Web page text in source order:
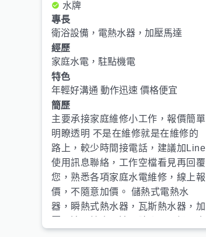
水牌
專長
衛浴設備，電熱水器，加壓馬達
經歷
家庭水電，駐點機電
特色
年輕好溝通 動作迅速 價格便宜
簡歷
主要承接家庭維修小工作，報價簡單
明瞭透明 不是在維修就是在維修的
路上，較少時間接電話，建議加Line
使用訊息聯絡，工作空檔看見再回覆
您，熟悉各項家庭水電維修，線上報
價，不隨意加價。 儲熱式電熱水
器，瞬熱式熱水器，瓦斯熱水器，加